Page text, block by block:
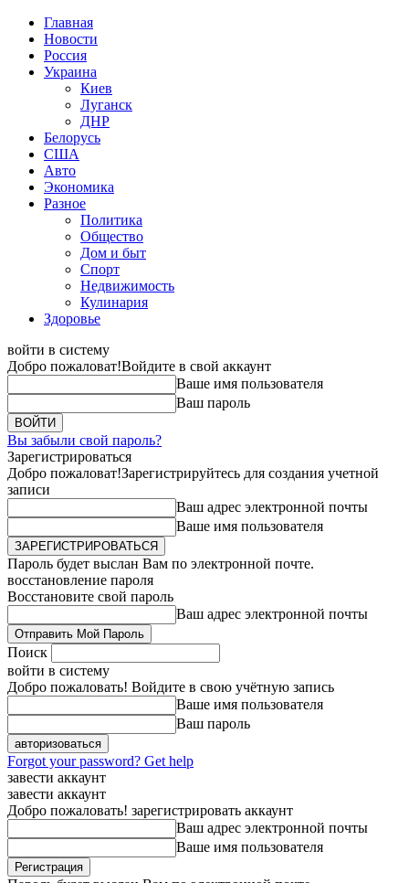
Главная
Новости
Россия
Украина
Киев
Луганск
ДНР
Белорусь
США
Авто
Экономика
Разное
Политика
Общество
Дом и быт
Спорт
Недвижимость
Кулинария
Здоровье
войти в систему
Добро пожаловат!Войдите в свой аккаунт
Ваше имя пользователя
Ваш пароль
Вы забыли свой пароль?
Зарегистрироваться
Добро пожаловат!Зарегистрируйтесь для создания учетной
записи
Ваш адрес электронной почты
Ваше имя пользователя
Пароль будет выслан Вам по электронной почте.
восстановление пароля
Восстановите свой пароль
Ваш адрес электронной почты
Поиск
войти в систему
Добро пожаловать! Войдите в свою учётную запись
Ваше имя пользователя
Ваш пароль
Forgot your password? Get help
завести аккаунт
завести аккаунт
Добро пожаловать! зарегистрировать аккаунт
Ваш адрес электронной почты
Ваше имя пользователя